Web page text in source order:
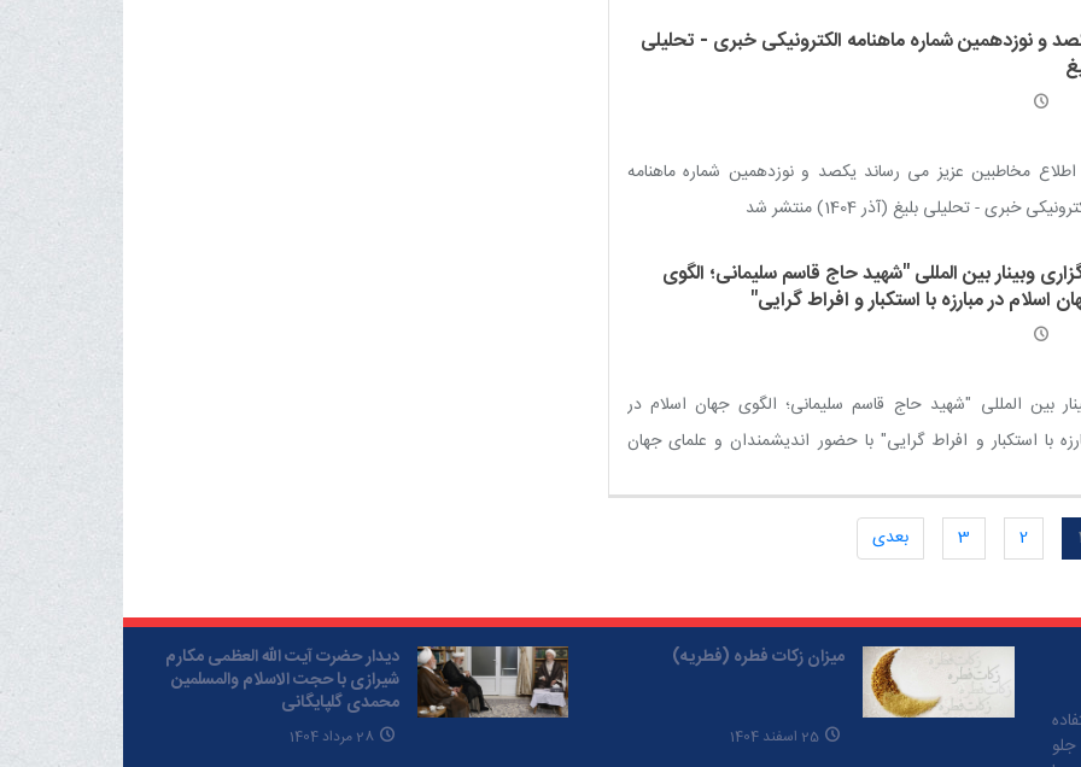
اسلام / جاسوسی گروهى از یهود / دنیاپرستی یهود بنى اسرائیل /
علیه پیامبر اسلام
علماى یهود / نفاق و دورویی جمع از یهود / فریب کاری گروهى از
/ سخن آخر: (نژادپرستی بنى اسرائیل)
و نوزدهمین شماره ماهنامه الکترونیکی خبری - تحلیلی
اطلاع مخاطبین عزیز می رساند یکصد و نوزدهمین شماره ماهنامه
خبری - تحلیلی بلیغ (آذر 1404) منتشر شد
وبینار بین المللی "شهید حاج قاسم سلیمانی؛ الگوی
اسلام در مبارزه با استکبار و افراط گرایی"
بین المللی "شهید حاج قاسم سلیمانی؛ الگوی جهان اسلام در
با استکبار و افراط گرایی" با حضور اندیشمندان و علمای جهان
1
2
3 بعدی
میزان زکات فطره (فطریه)
25 اسفند 1404
دیدار حضرت آیت الله العظمی مکارم
شیرازی با حجت الاسلام والمسلمین
محمدی گلپایگانی
28 مرداد 1404